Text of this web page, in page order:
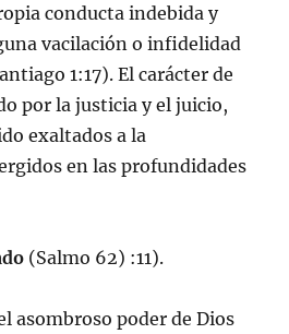
conducta indebida y
vacilación o infidelidad
1:17). El carácter de
por la justicia y el juicio,
exaltados a la
en las profundidades
(Salmo 62) :11).
asombroso poder de Dios